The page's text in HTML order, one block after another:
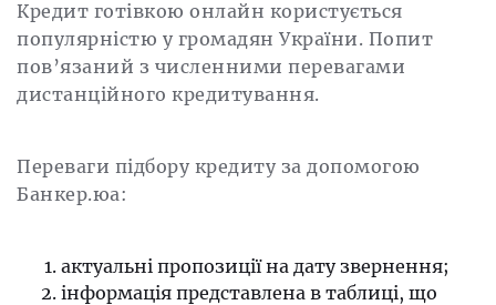
Кредит готівкою онлайн користується
популярністю у громадян України. Попит
пов’язаний з численними перевагами
дистанційного кредитування.
Переваги підбору кредиту за допомогою
Банкер.юа:
актуальні пропозиції на дату звернення;
інформація представлена ​​в таблиці, що